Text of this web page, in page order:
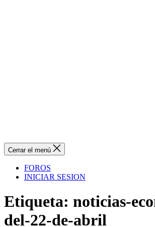
Cerrar el menú
FOROS
INICIAR SESION
Etiqueta: noticias-
del-22-de-abril